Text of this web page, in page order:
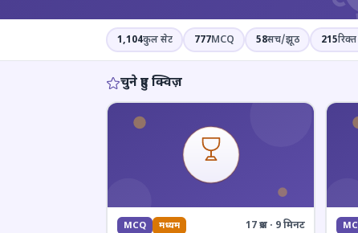
1,104कुल सेट 777MCQ 58सच/झूठ 215
चुने हुए क्विज़
MCQ मध्यम 17 प्रश्न · 9 मिनट